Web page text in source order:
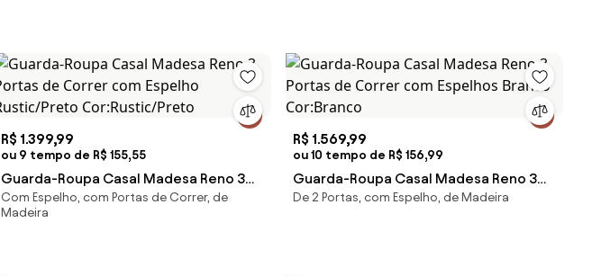
R$ 1.399,99
ou 9 tempo de R$ 155,55
Guarda-Roupa Casal Madesa Reno 3
Portas de Correr com Espelho
Rustic/Preto Cor:Rustic/Preto
Com Espelho, com Portas de Correr, de
Madeira
R$ 1.569,99
ou 10 tempo de R$ 156,99
Guarda-Roupa Casal Madesa Reno 3
Portas de Correr com Espelhos Branco
De 2 Portas, com Espelho, de Madeira